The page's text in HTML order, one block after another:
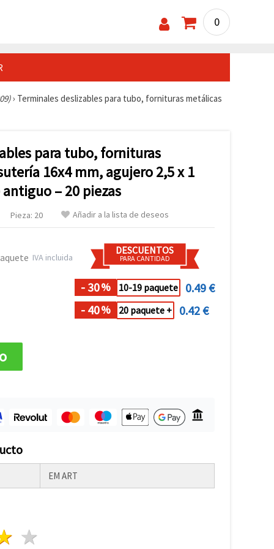
0
› Terminales deslizables para tubo, fornituras metálicas
para tubo, fornituras
16x4 mm, agujero 2,5 x 1
– 20 piezas
Pieza: 20 Añadir a la lista de deseos
IVA incluida
DESCUENTOS
PARA CANTIDAD
- 30% 10-19 paquete
0.49 €
- 40% 20 paquete + 0.42 €
EM ART
4 estrellas
estrellas